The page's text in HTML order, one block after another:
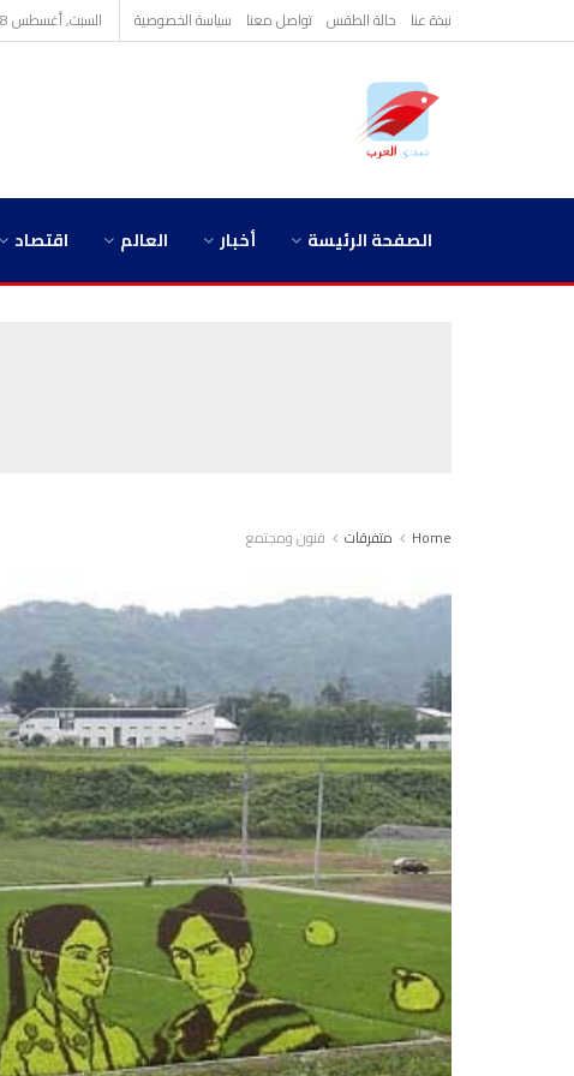
نبذة عنا حالة الطقس تواصل معنا سياسة الخصوصية السبت, أغسطس 8, 2026
الصفحة الرئيسة أخبار العالم اقتصاد
Home متفرقات فنون ومجتمع